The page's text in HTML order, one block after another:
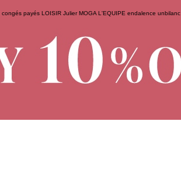
congés payés LOISIR Julier MOGA L'EQUIPE endalence unbilanc